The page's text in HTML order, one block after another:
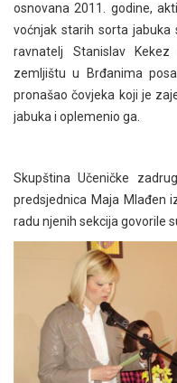
osnovana 2011. godine,
voćnjak starih sorta jabuka
ravnatelj Stanislav
zemljištu u Brđanima
pronašao čovjeka koji je
jabuka i oplemenio ga.
Skupština Učeničke
predsjednica Maja Mlađen
radu njenih sekcija govorile